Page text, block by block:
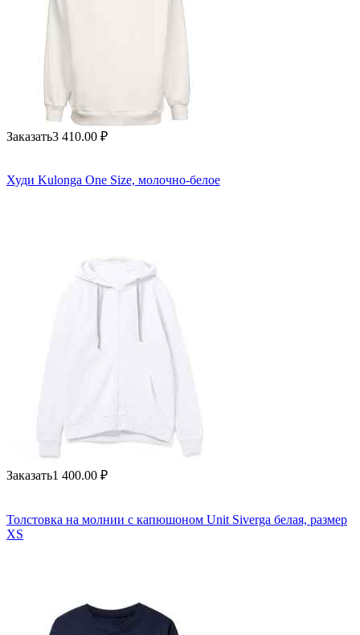
Заказать3 410.00 ₽
Худи Kulonga One Size, молочно-белое
Заказать1 400.00 ₽
Толстовка на молнии с капюшоном Unit Siverga белая, размер
XS